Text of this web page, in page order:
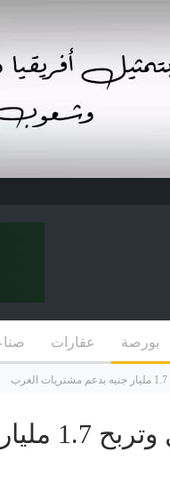
بورصة عقارات
بورصة